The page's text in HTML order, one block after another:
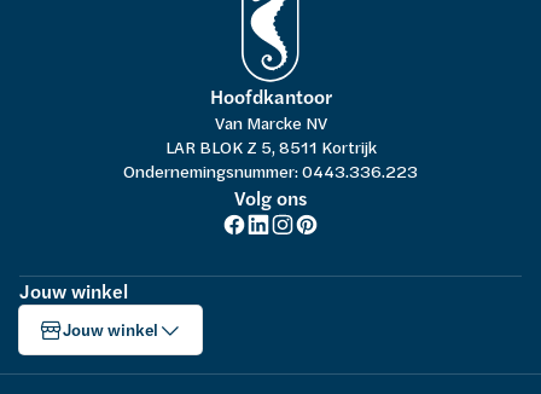
Hoofdkantoor
Van Marcke NV
LAR BLOK Z 5, 8511 Kortrijk
Ondernemingsnummer: 0443.336.223
Volg ons
Jouw winkel
Jouw winkel